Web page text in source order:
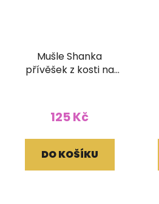
Mušle Shanka
přívěšek z kosti na
125 Kč
DO KOŠÍKU